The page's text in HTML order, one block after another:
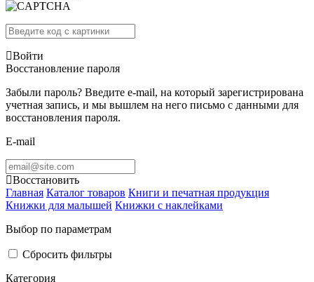
Войти
Восстановление пароля
Забыли пароль? Введите e-mail, на который зарегистрирована
учетная запись, и мы вышлем на него письмо с данными для
восстановления пароля.
E-mail
Восстановить
Главная Каталог товаров Книги и печатная продукция
Книжки для малышей Книжки с наклейками
Выбор по параметрам
Сбросить фильтры
Категория